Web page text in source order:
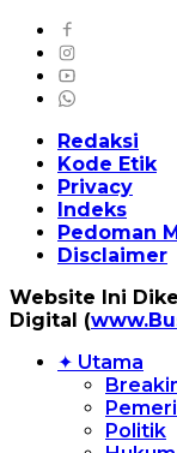
Redaksi
Kode Etik
Privacy
Indeks
Pedoman
Disclaimer
Website Ini
Digital (
✦ Utama
Politik